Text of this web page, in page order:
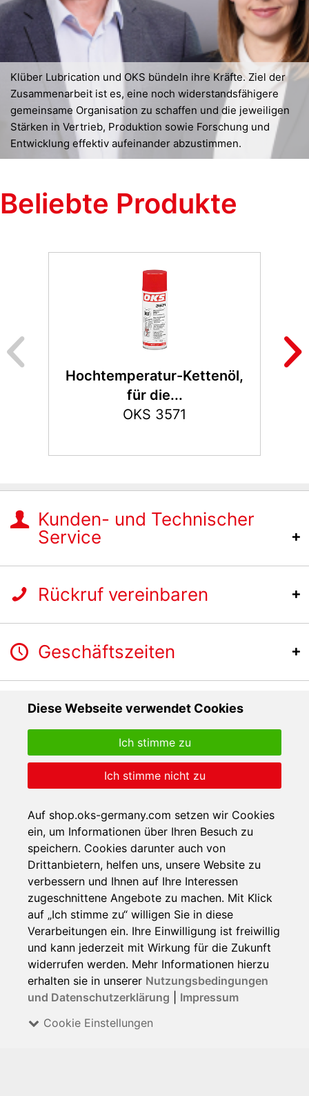
Diese Webseite verwendet Cookies
Auf shop.oks-germany.com setzen wir Cookies
ein, um Informationen über Ihren Besuch zu
speichern. Cookies darunter auch von
Drittanbietern, helfen uns, unsere Website zu
verbessern und Ihnen auf Ihre Interessen
zugeschnittene Angebote zu machen. Mit Klick
auf „Ich stimme zu“ willigen Sie in diese
Verarbeitungen ein. Ihre Einwilligung ist freiwillig
und kann jederzeit mit Wirkung für die Zukunft
widerrufen werden. Mehr Informationen hierzu
erhalten sie in unserer Nutzungsbedingungen
und Datenschutzerklärung
Impressum
Cookie Einstellungen
Ich stimme nicht zu
Ich stimme zu
Klüber Lubrication und OKS bündeln ihre Kräfte. Ziel der
Zusammenarbeit ist es, eine noch widerstandsfähigere
gemeinsame Organisation zu schaffen und die jeweiligen
Stärken in Vertrieb, Produktion sowie Forschung und
Entwicklung effektiv aufeinander abzustimmen.
Beliebte Produkte
Hochtemperatur-Kettenöl,
für die...
OKS 3571
Kunden- und Technischer
Service
Rückruf vereinbaren
Geschäftszeiten